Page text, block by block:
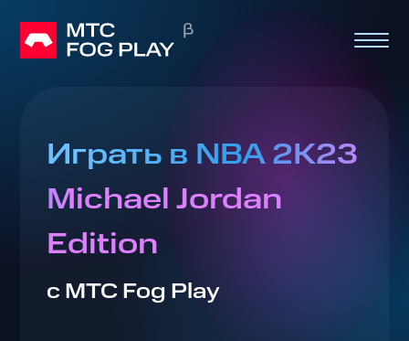
Играть в NBA 2K23
Michael Jordan
Edition
с МТС Fog Play